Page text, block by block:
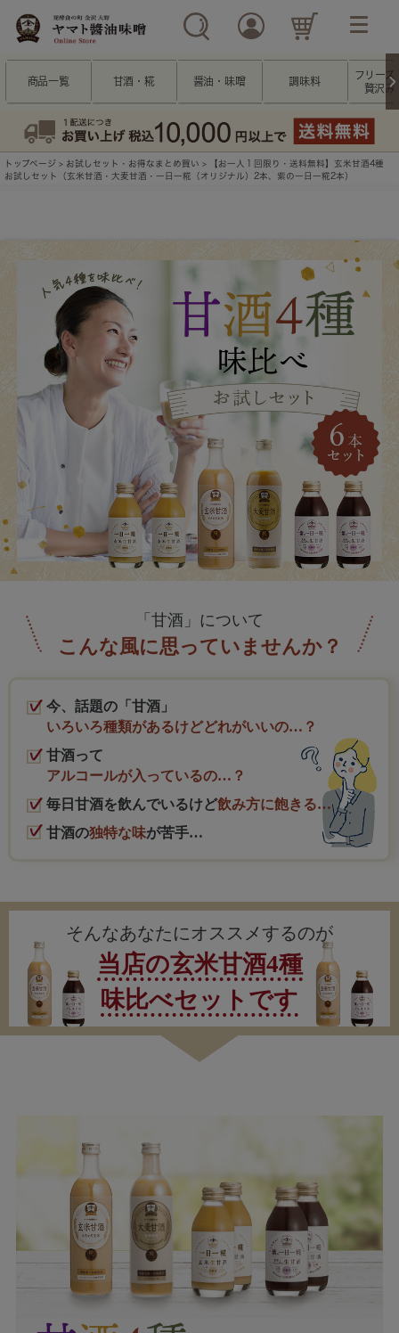
商品一覧 甘酒・糀 醤油・味噌 調味料
フリーズ
贅沢み
トップページ > お試しセット・お得なまとめ買い > 【お一人１回限り・送料無料】玄米甘酒4種
お試しセット（玄米甘酒・大麦甘酒・一日一糀（オリジナル）2本、紫の一日一糀2本）
「甘酒」について
こんな風に思っていませんか？
今、話題の「甘酒」
いろいろ種類があるけどどれがいいの…？
甘酒って
アルコールが入っているの…？
毎日甘酒を飲んでいるけど飲み方に飽きる…
甘酒の独特な味が苦手…
そんなあなたにオススメするのが
当店の玄米甘酒4種
味比べセットです